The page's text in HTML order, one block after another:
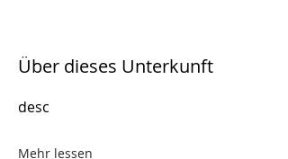
Über dieses Unterkunft
desc
Mehr lessen